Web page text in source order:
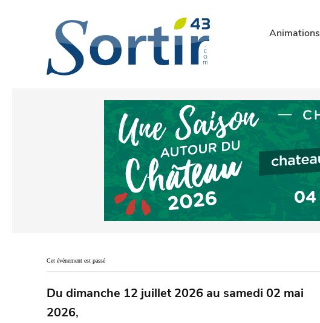
Animations
Cet évènement est passé
Du dimanche 12 juillet 2026 au samedi 02 mai
2026,